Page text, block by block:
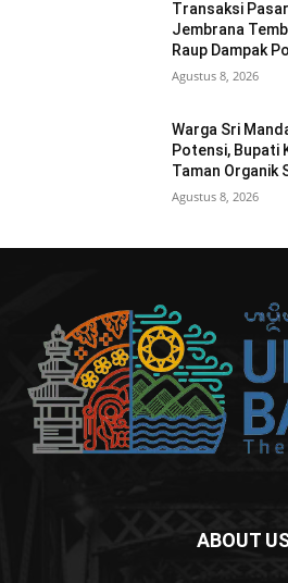
Transaksi
Jembrana
Raup Dampak
Agustus 8, 2026
Warga Sri
Potensi, Bupati
Taman Organik
Agustus 8, 2026
ABOUT